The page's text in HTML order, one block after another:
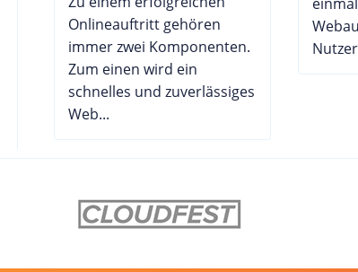
Onlineauftritt gehören
immer zwei Komponenten.
Zum einen wird ein
schnelles und zuverlässiges
Web...